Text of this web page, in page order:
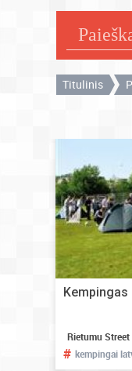
Titulinis
Kempingas
Rietumu Street
# kempingai